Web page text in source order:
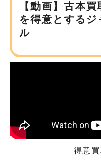
【動画】古本
を得意とする
ル
得意